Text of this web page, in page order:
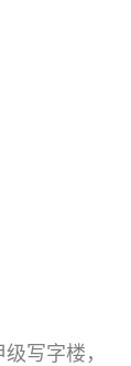
写字楼，